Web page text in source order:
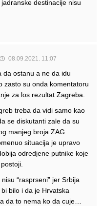
destinacije nisu
08.09.2021. 11:07
da ostanu a ne da idu
zasto su onda komentatoru
za los rezultat Zagreba.
treba da vidi samo kao
se diskutanti zale da su
manjeg broja ZAG
situacija je upravo
odredjene putnike koje
“rasprseni” jer Srbija
bilo i da je Hrvatska
da to nema ko da cuje…